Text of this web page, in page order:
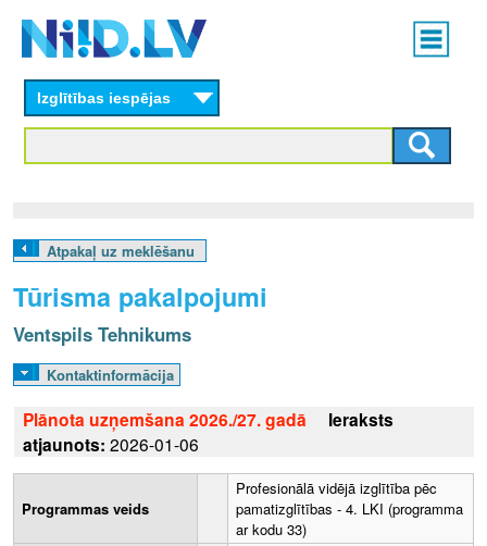
content
Main
menu
L
V
Izglītības iespējas
Atpakaļ uz meklēšanu
Tūrisma pakalpojumi
Ventspils Tehnikums
Kontaktinformācija
Plānota uzņemšana 2026./27. gadā
Ieraksts
atjaunots: 2026-01-06
Programmas veids
Profesionālā vidējā izglītība pēc
pamatizglītības - 4. LKI (programma
ar kodu 33)